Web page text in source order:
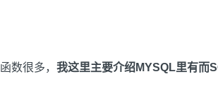
数很多， 我这里主要介绍MYSQL里有而